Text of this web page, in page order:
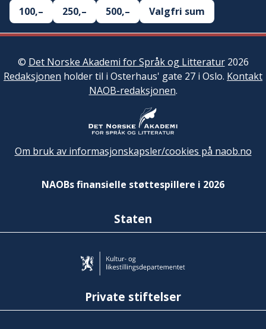
100,–
250,– 500,– Valgfri sum
© Det Norske Akademi for Språk og Litteratur2026
Redaksjonen holder til i Osterhaus' gate 27 i Oslo. Kontakt
NAOB-redaksjonen.
Om bruk av informasjonskapsler/cookies på naob.no
NAOBs finansielle støttespillere i 2026
Staten
Private stiftelser